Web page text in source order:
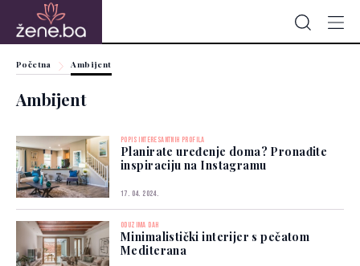
Početna Ambijent
Ambijent
POPIS INTERESANTNIH PROFILA
Planirate uređenje doma? Pronađite
inspiraciju na Instagramu
17. 04. 2024.
ODUZIMA DAH
Minimalistički interijer s pečatom
Mediterana